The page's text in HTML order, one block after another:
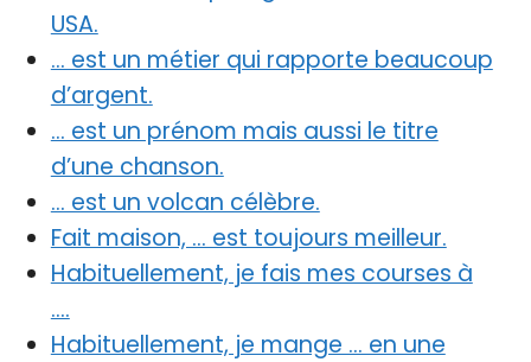
USA.
… est un métier qui rapporte beaucoup
d’argent.
… est un prénom mais aussi le titre
d’une chanson.
… est un volcan célèbre.
Fait maison, … est toujours meilleur.
Habituellement, je fais mes courses à
….
Habituellement, je mange … en une